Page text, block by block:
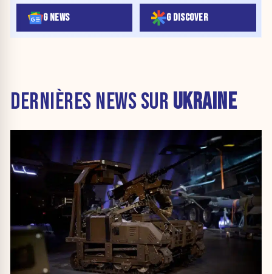
G NEWS G DISCOVER
DERNIÈRES NEWS SUR UKRAINE